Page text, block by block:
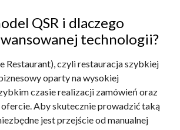
QSR i dlaczego
technologii?
Restaurant), czyli restauracja szybkiej
oparty na wysokiej
czasie realizacji zamówień oraz
Aby skutecznie prowadzić taką
jest przejście od manualnej